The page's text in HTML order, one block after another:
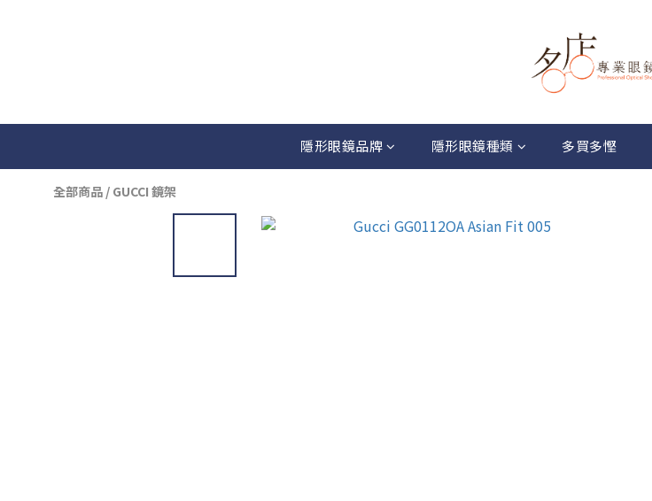
隱形眼鏡品牌 隱形眼鏡種類 多買多慳
全部商品 / GUCCI 鏡架